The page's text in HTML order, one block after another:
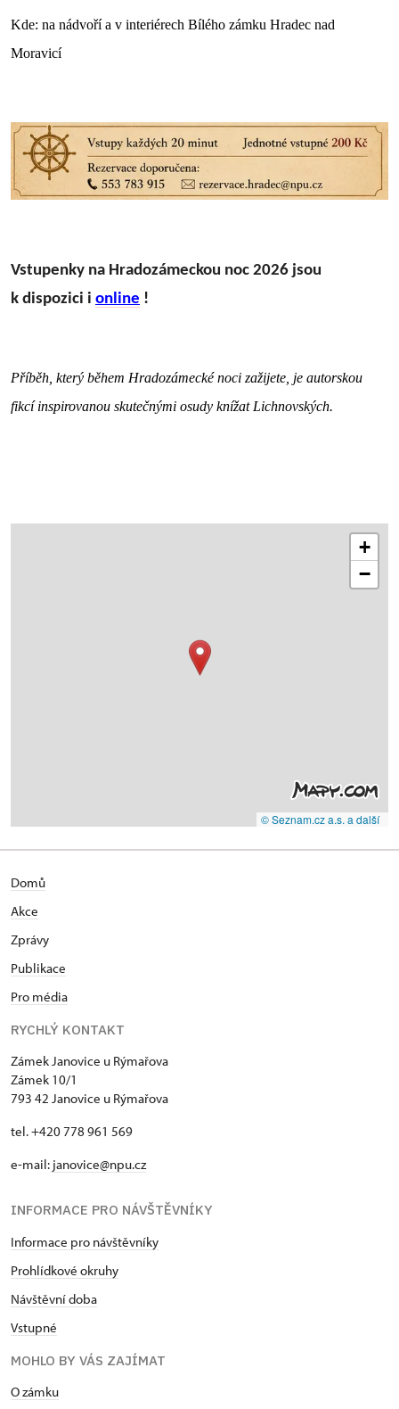
Kde: na nádvoří a v interiérech Bílého zámku Hradec nad
Moravicí
Vstupenky na Hradozámeckou noc 2026 jsou
k dispozici i online !
Příběh, který během Hradozámecké noci zažijete, je autorskou
fikcí inspirovanou skutečnými osudy knížat Lichnovských.
+
−
© Seznam.cz a.s. a další
Domů
Akce
Zprávy
Publikace
Pro média
RYCHLÝ KONTAKT
Zámek Janovice u Rýmařova
Zámek 10/1
793 42 Janovice u Rýmařova
tel. +420 778 961 569
e-mail: janovice@npu.cz
INFORMACE PRO NÁVŠTĚVNÍKY
Informace pro návštěvníky
Prohlídkové okruhy
Návštěvní doba
Vstupné
MOHLO BY VÁS ZAJÍMAT
O zámku